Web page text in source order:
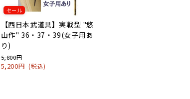
セール
【西日本武道具】実戦型 "悠
山作" 36・37・39(女子用あ
り)
5,800円
5,200円(税込)